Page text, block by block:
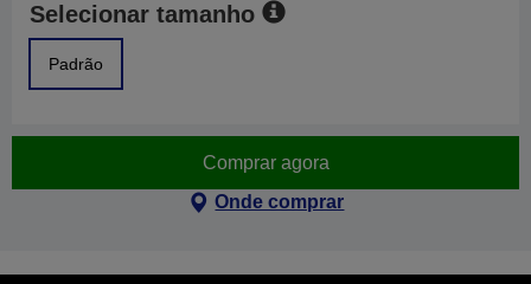
Selecionar tamanho
Padrão
Comprar agora
Onde comprar